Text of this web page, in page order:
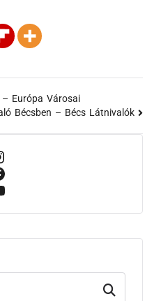
Európa Városai
Bécsben – Bécs Látnivalók
Keresd